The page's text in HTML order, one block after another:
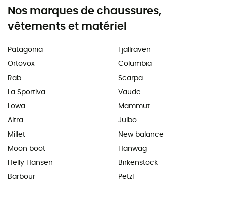
Nos marques de chaussures,
vêtements et matériel
Patagonia
Ortovox
Rab
La Sportiva
Lowa
Altra
Millet
Moon boot
Helly Hansen
Barbour
Fjällräven
Columbia
Scarpa
Vaude
Mammut
Julbo
New balance
Hanwag
Birkenstock
Petzl